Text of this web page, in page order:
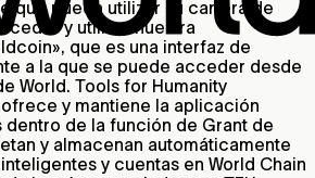
que pueda utilizar su cartera de
y utilizar nuestra
que es una interfaz de
a la que se puede acceder desde
World. Tools for Humanity
ofrece y mantiene la aplicación
dentro de la función de Grant de
y almacenan automáticamente
y cuentas en World Chain